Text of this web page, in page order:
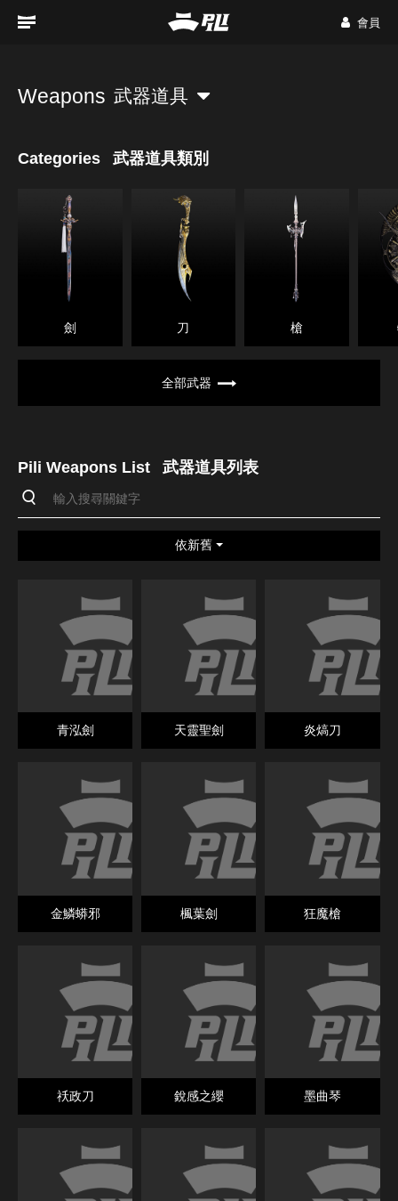
會員
Weapons 武器道具
Categories 武器道具類別
劍 刀 槍
全部武器
Pili Weapons List 武器道具列表
依新舊
青泓劍 天靈聖劍 炎熇刀
金鱗蟒邪 楓葉劍 狂魔槍
祅政刀 銳感之纓 墨曲琴